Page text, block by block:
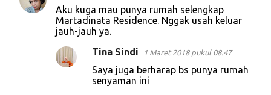
Aku kuga mau punya rumah selengkap
Martadinata Residence. Nggak usah keluar
jauh-jauh ya.
Tina Sindi 1 Maret 2018 pukul 08.47
Saya juga berharap bs punya rumah
senyaman ini